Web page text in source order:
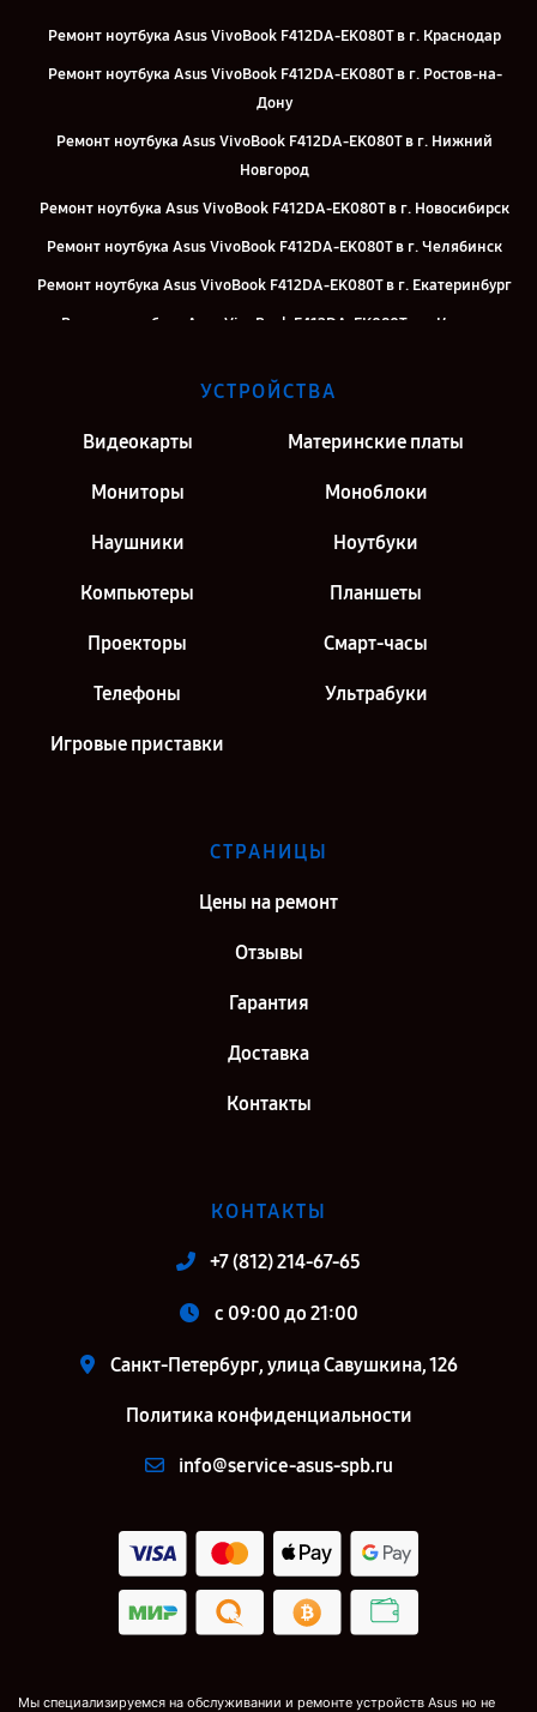
Ремонт ноутбука Asus VivoBook F412DA-EK080T в г. Краснодар
Ремонт ноутбука Asus VivoBook F412DA-EK080T в г. Ростов-на-
Дону
Ремонт ноутбука Asus VivoBook F412DA-EK080T в г. Нижний
Новгород
Ремонт ноутбука Asus VivoBook F412DA-EK080T в г. Новосибирск
Ремонт ноутбука Asus VivoBook F412DA-EK080T в г. Челябинск
Ремонт ноутбука Asus VivoBook F412DA-EK080T в г. Екатеринбург
Ремонт ноутбука Asus VivoBook F412DA-EK080T в г. Казань
УСТРОЙСТВА
Видеокарты Материнские платы
Мониторы Моноблоки
Наушники Ноутбуки
Компьютеры Планшеты
Проекторы Смарт-часы
Телефоны Ультрабуки
Игровые приставки
СТРАНИЦЫ
Цены на ремонт
Отзывы
Гарантия
Доставка
Контакты
КОНТАКТЫ
+7 (812) 214-67-65
c 09:00 до 21:00
Санкт-Петербург, улица Савушкина, 126
Политика конфиденциальности
info@service-asus-spb.ru
Мы специализируемся на обслуживании и ремонте устройств Asus но не